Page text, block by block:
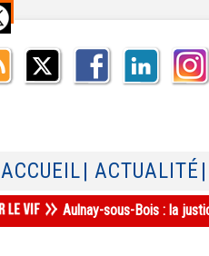
ACCUEIL | ACTUALITÉ
Aulnay-sous-Bois : la